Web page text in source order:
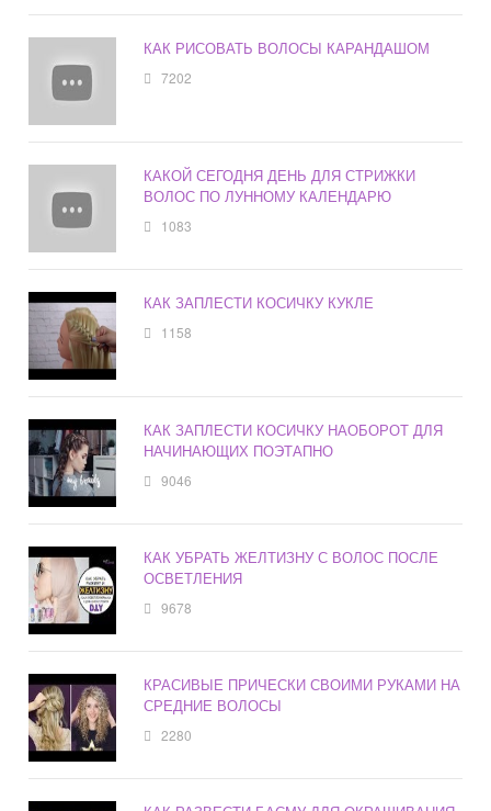
КАК РИСОВАТЬ ВОЛОСЫ КАРАНДАШОМ
7202
КАКОЙ СЕГОДНЯ ДЕНЬ ДЛЯ СТРИЖКИ
ВОЛОС ПО ЛУННОМУ КАЛЕНДАРЮ
1083
КАК ЗАПЛЕСТИ КОСИЧКУ КУКЛЕ
1158
КАК ЗАПЛЕСТИ КОСИЧКУ НАОБОРОТ ДЛЯ
НАЧИНАЮЩИХ ПОЭТАПНО
9046
КАК УБРАТЬ ЖЕЛТИЗНУ С ВОЛОС ПОСЛЕ
ОСВЕТЛЕНИЯ
9678
КРАСИВЫЕ ПРИЧЕСКИ СВОИМИ РУКАМИ НА
СРЕДНИЕ ВОЛОСЫ
2280